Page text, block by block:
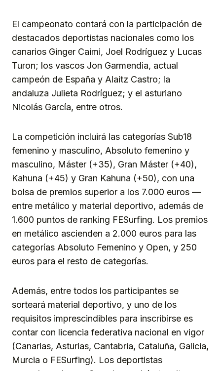
El campeonato contará con la participación de
destacados deportistas nacionales como los
canarios Ginger Caimi, Joel Rodríguez y Lucas
Turon; los vascos Jon Garmendia, actual
campeón de España y Alaitz Castro; la
andaluza Julieta Rodríguez; y el asturiano
Nicolás García, entre otros.
La competición incluirá las categorías Sub18
femenino y masculino, Absoluto femenino y
masculino, Máster (+35), Gran Máster (+40),
Kahuna (+45) y Gran Kahuna (+50), con una
bolsa de premios superior a los 7.000 euros —
entre metálico y material deportivo, además de
1.600 puntos de ranking FESurfing. Los premios
en metálico ascienden a 2.000 euros para las
categorías Absoluto Femenino y Open, y 250
euros para el resto de categorías.
Además, entre todos los participantes se
sorteará material deportivo, y uno de los
requisitos imprescindibles para inscribirse es
contar con licencia federativa nacional en vigor
(Canarias, Asturias, Cantabria, Cataluña, Galicia,
Murcia o FESurfing). Los deportistas